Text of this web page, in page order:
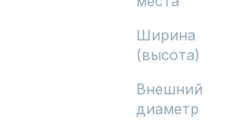
Ширина
(высота)
Внешний
диаметр